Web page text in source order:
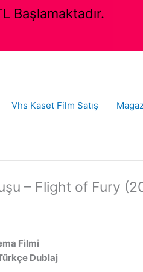
Vhs Kaset Film Satış
– Flight of Fury
Filmi
Dublaj
Başlamaktadır.